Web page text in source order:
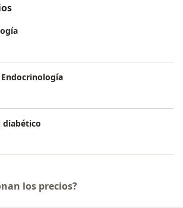
diabético
los precios?